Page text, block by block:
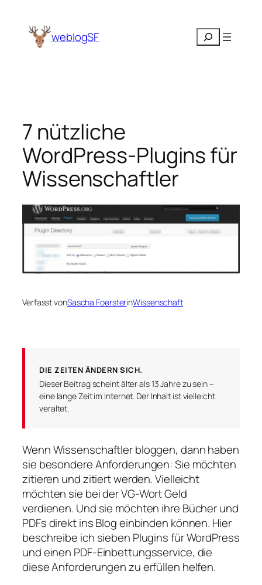
Inhalt
springen weblogSF Suchen
7 nützliche
WordPress-Plugins für
Wissenschaftler
Verfasst vonSascha FoersterinWissenschaft
DIE ZEITEN ÄNDERN SICH.
Dieser Beitrag scheint älter als 13 Jahre zu sein –
eine lange Zeit im Internet. Der Inhalt ist vielleicht
veraltet.
Wenn Wissenschaftler bloggen, dann haben
sie besondere Anforderungen: Sie möchten
zitieren und zitiert werden. Vielleicht
möchten sie bei der VG-Wort Geld
verdienen. Und sie möchten ihre Bücher und
PDFs direkt ins Blog einbinden können. Hier
beschreibe ich sieben Plugins für WordPress
und einen PDF-Einbettungsservice, die
diese Anforderungen zu erfüllen helfen.